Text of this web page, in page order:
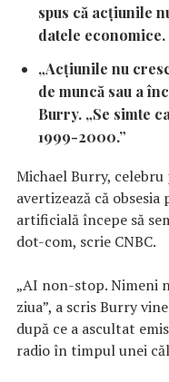
spus că acțiunile
datele economice.
„Acțiunile nu
de muncă sau a
Burry. „Se simte
1999-2000.”
Michael Burry, celebru
avertizează că
artificială începe să
dot-com, scrie CNBC.
„AI non-stop. Nimeni
ziua”, a scris Burry
după ce a ascultat
radio în timpul unei